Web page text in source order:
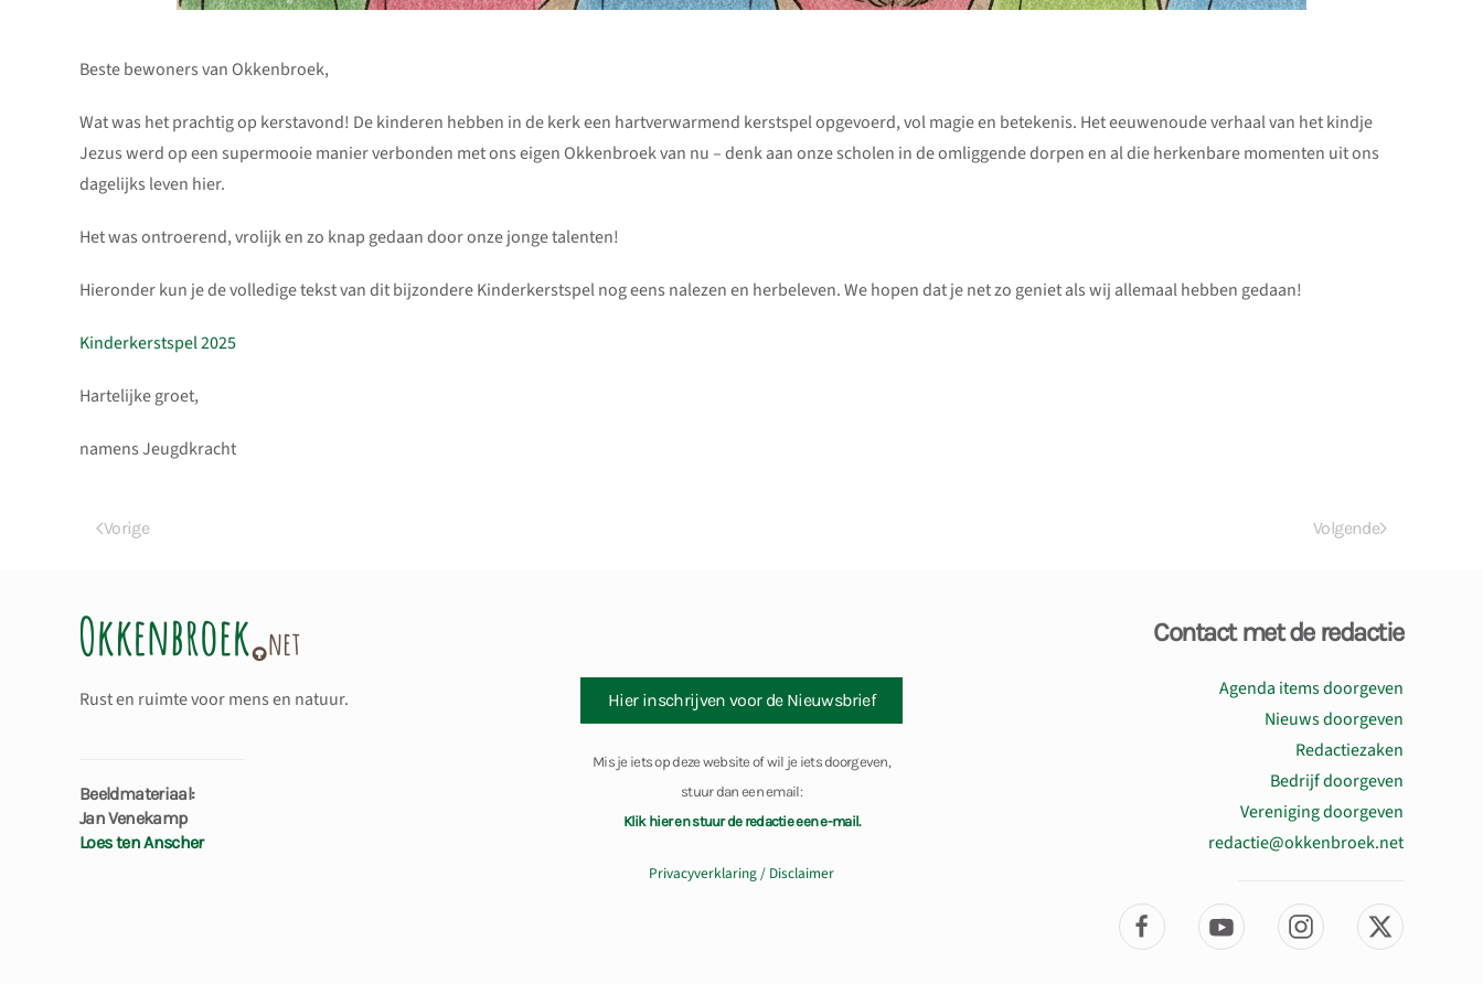
Beste bewoners van Okkenbroek,
Wat was het prachtig op kerstavond! De kinderen hebben in de kerk een hartverwarmend kerstspel opgevoerd, vol magie en betekenis. Het eeuwenoude verhaal van het kindje
Jezus werd op een supermooie manier verbonden met ons eigen Okkenbroek van nu – denk aan onze scholen in de omliggende dorpen en al die herkenbare momenten uit ons
dagelijks leven hier.
Het was ontroerend, vrolijk en zo knap gedaan door onze jonge talenten!
Hieronder kun je de volledige tekst van dit bijzondere Kinderkerstspel nog eens nalezen en herbeleven. We hopen dat je net zo geniet als wij allemaal hebben gedaan!
Kinderkerstspel 2025
Hartelijke groet,
namens Jeugdkracht
Vorige Volgende
Rust en ruimte voor mens en natuur.
Beeldmateriaal:
Jan Venekamp
Loes ten Anscher
Hier inschrijven voor de Nieuwsbrief
Mis je iets op deze website of wil je iets doorgeven,
stuur dan een email:
Klik hier en stuur de redactie een e-mail.
Privacyverklaring / Disclaimer
Contact met de redactie
Agenda items doorgeven
Nieuws doorgeven
Redactiezaken
Bedrijf doorgeven
Vereniging doorgeven
redactie@okkenbroek.net